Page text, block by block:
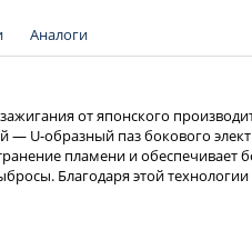
Аналоги
от японского
— U-образный паз бокового
пламени и обеспечивает
Благодаря этой технологии